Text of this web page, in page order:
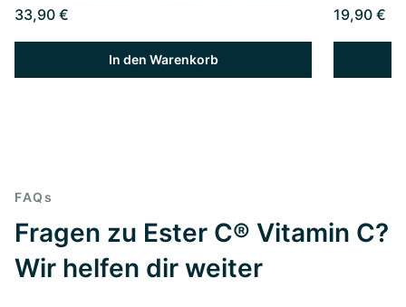
33,90 €
In den Warenkorb
19,90 €
FAQs
Fragen zu Ester C® Vitamin C?
Wir helfen dir weiter